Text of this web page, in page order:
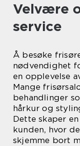
Velvære
service
Å besøke
nødvendighet
en opplevelse
Mange
behandlinger
hårkur og
Dette skaper
kunden, hvor
skjemme bort